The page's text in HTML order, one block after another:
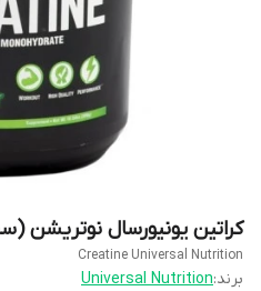
کراتین یونیورسال نوتریشن
Creatine Universal Nutrition
برند:Universal Nutrition